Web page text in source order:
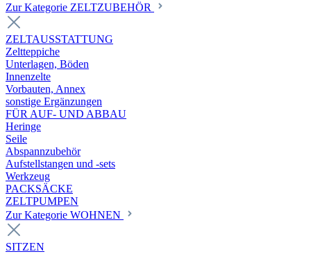
Zur Kategorie ZELTZUBEHÖR
ZELTAUSSTATTUNG
Zeltteppiche
Unterlagen, Böden
Innenzelte
Vorbauten, Annex
sonstige Ergänzungen
FÜR AUF- UND ABBAU
Heringe
Seile
Abspannzubehör
Aufstellstangen und -sets
Werkzeug
PACKSÄCKE
ZELTPUMPEN
Zur Kategorie WOHNEN
SITZEN